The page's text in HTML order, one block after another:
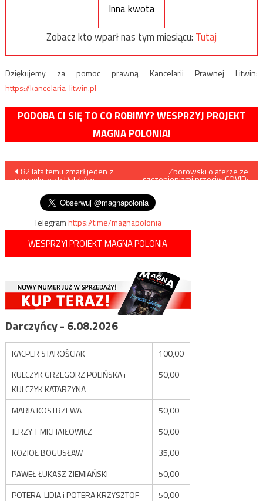
Inna kwota
Zobacz kto wparł nas tym miesiącu: Tutaj
Dziękujemy za pomoc prawną Kancelarii Prawnej Litwin:
https://kancelaria-litwin.pl
PODOBA CI SIĘ TO CO ROBIMY? WESPRZYJ PROJEKT
MAGNA POLONIA!
Nawigacja
wpisu
82 lata temu zmarł jeden z
największych Polaków –
Zborowski o aferze ze
szczepieniami przeciw COVID:
Telegramhttps://t.me/magnapolonia
WESPRZYJ PROJEKT MAGNA POLONIA
Darczyńcy - 6.08.2026
KACPER STAROŚCIAK
100,00
KULCZYK GRZEGORZ POLIŃSKA i
KULCZYK KATARZYNA
50,00
MARIA KOSTRZEWA
50,00
JERZY T MICHAJŁOWICZ
50,00
KOZIOŁ BOGUSŁAW
35,00
PAWEŁ ŁUKASZ ZIEMIAŃSKI
50,00
POTERA LIDIA i POTERA KRZYSZTOF
50,00